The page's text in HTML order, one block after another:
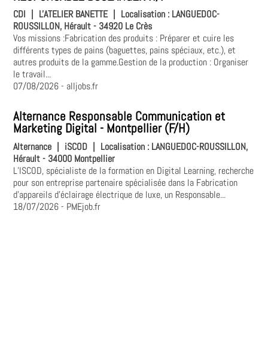
CDI L'ATELIER BANETTE Localisation : LANGUEDOC-
ROUSSILLON, Hérault - 34920 Le Crès
Vos missions :Fabrication des produits : Préparer et cuire les
différents types de pains (baguettes, pains spéciaux, etc.), et
autres produits de la gamme.Gestion de la production : Organiser
le travail...
07/08/2026- alljobs.fr
Alternance Responsable Communication et
Marketing Digital - Montpellier (F/H)
Alternance | iSCOD | Localisation : LANGUEDOC-ROUSSILLON,
Hérault - 34000 Montpellier
L’ISCOD, spécialiste de la formation en Digital Learning, recherche
pour son entreprise partenaire spécialisée dans la Fabrication
d'appareils d'éclairage électrique de luxe, un Responsable...
18/07/2026- PMEjob.fr